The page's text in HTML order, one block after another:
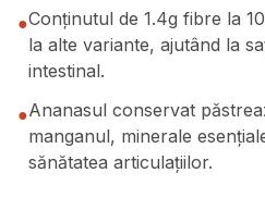
●Conținutul de 1.4g fibre la
la alte variante, ajutând la
intestinal.
●Ananasul conservat
manganul, minerale
sănătatea articulațiilor.